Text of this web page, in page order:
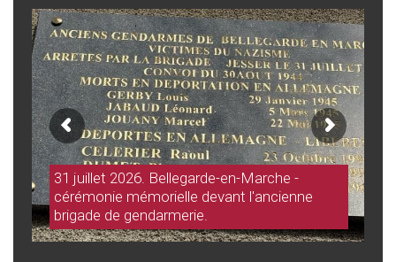
31 juillet 2026. Bellegarde-en-Marche -
cérémonie mémorielle devant l'ancienne
brigade de gendarmerie.